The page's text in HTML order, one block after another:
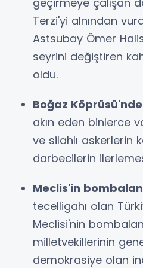
Terzi'yi alnından
Astsubay Ömer
seyrini değiştiren
oldu.
Boğaz
akın eden binlerce
ve silahlı askerlerin
darbecilerin
Meclis'in
tecelligahı olan
Meclisi'nin
milletvekillerinin
demokrasiye olan